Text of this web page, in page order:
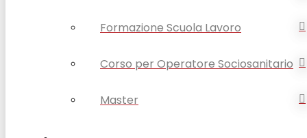
Formazione Scuola Lavoro
Corso per Operatore Sociosanitario
Master